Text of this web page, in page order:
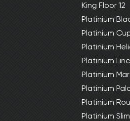
King Floor 12
Platinium
Platinium
Platinium
Platinium
Platinium
Platinium
Platinium
Platinium Slim